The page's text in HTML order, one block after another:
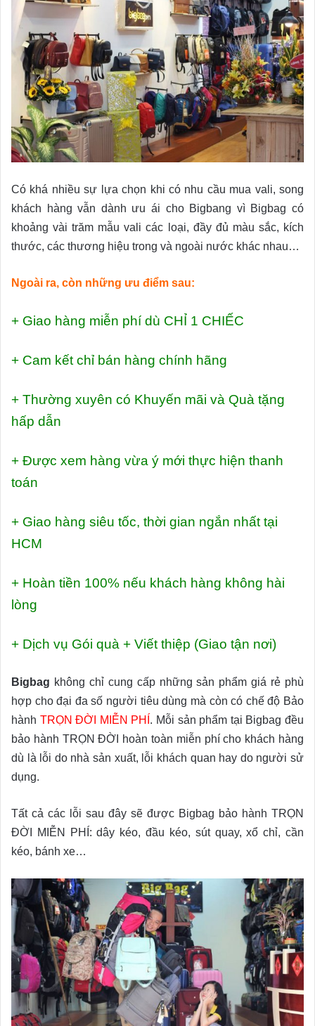
Có khá nhiều sự lựa chọn khi có nhu cầu mua vali, song
khách hàng vẫn dành ưu ái cho Bigbang vì Bigbag có
khoảng vài trăm mẫu vali các loại, đầy đủ màu sắc, kích
thước, các thương hiệu trong và ngoài nước khác nhau…
Ngoài ra, còn những ưu điểm sau:
+ Giao hàng miễn phí dù CHỈ 1 CHIẾC
+ Cam kết chỉ bán hàng chính hãng
+ Thường xuyên có Khuyến mãi và Quà tặng
hấp dẫn
+ Được xem hàng vừa ý mới thực hiện thanh
toán
+ Giao hàng siêu tốc, thời gian ngắn nhất tại
HCM
+ Hoàn tiền 100% nếu khách hàng không hài
lòng
+ Dịch vụ Gói quà + Viết thiệp (Giao tận nơi)
Bigbag không chỉ cung cấp những sản phẩm giá rẻ phù
hợp cho đại đa số người tiêu dùng mà còn có chế độ Bảo
hành TRỌN ĐỜI MIỄN PHÍ . Mỗi sản phẩm tại Bigbag đều
bảo hành TRỌN ĐỜI hoàn toàn miễn phí cho khách hàng
dù là lỗi do nhà sản xuất, lỗi khách quan hay do người sử
dụng.
Tất cả các lỗi sau đây sẽ được Bigbag bảo hành TRỌN
ĐỜI MIỄN PHÍ: dây kéo, đầu kéo, sút quay, xổ chỉ, cần
kéo, bánh xe…